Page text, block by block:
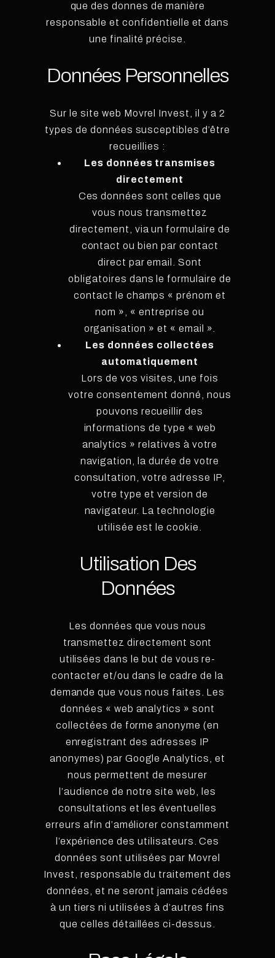
que des donnes de manière
responsable et confidentielle et dans
une finalité précise.
Données Personnelles
Sur le site web Movrel Invest, il y a 2
types de données susceptibles d’être
recueillies :
Les données transmises
directement
Ces données sont celles que
vous nous transmettez
directement, via un formulaire de
contact ou bien par contact
direct par email. Sont
obligatoires dans le formulaire de
contact le champs « prénom et
nom », « entreprise ou
organisation » et « email ».
Les données collectées
automatiquement
Lors de vos visites, une fois
votre consentement donné, nous
pouvons recueillir des
informations de type « web
analytics » relatives à votre
navigation, la durée de votre
consultation, votre adresse IP,
votre type et version de
navigateur. La technologie
utilisée est le cookie.
Utilisation Des
Données
Les données que vous nous
transmettez directement sont
utilisées dans le but de vous re-
contacter et/ou dans le cadre de la
demande que vous nous faites. Les
données « web analytics » sont
collectées de forme anonyme (en
enregistrant des adresses IP
anonymes) par Google Analytics, et
nous permettent de mesurer
l’audience de notre site web, les
consultations et les éventuelles
erreurs afin d’améliorer constamment
l’expérience des utilisateurs. Ces
données sont utilisées par Movrel
Invest, responsable du traitement des
données, et ne seront jamais cédées
à un tiers ni utilisées à d’autres fins
que celles détaillées ci-dessus.